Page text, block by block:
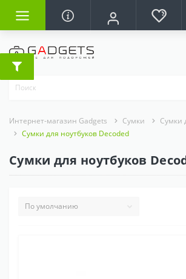
Интернет-магазин Gadgets Сумки
Сумки
Сумки для ноутбуков Decoded
Сумки для ноутбуков